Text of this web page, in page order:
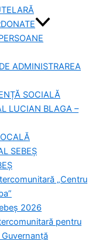
ADMINISTRAREA
SOCIALĂ
LUCIAN BLAGA –
SEBEȘ
„Centru
2026
pentru